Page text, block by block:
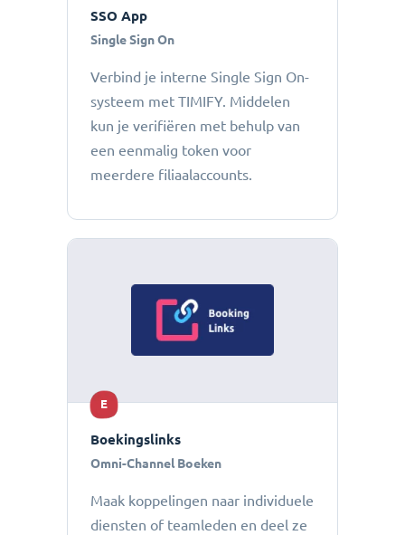
SSO App
Single Sign On
Verbind je interne Single Sign On-
systeem met TIMIFY. Middelen
kun je verifiëren met behulp van
een eenmalig token voor
meerdere filiaalaccounts.
E
Boekingslinks
Omni-Channel Boeken
Maak koppelingen naar individuele
diensten of teamleden en deel ze